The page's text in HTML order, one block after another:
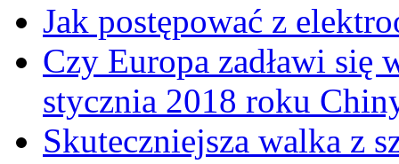
Jak postępować z
Czy Europa zadławi się
stycznia 2018 roku
Skuteczniejsza walka z